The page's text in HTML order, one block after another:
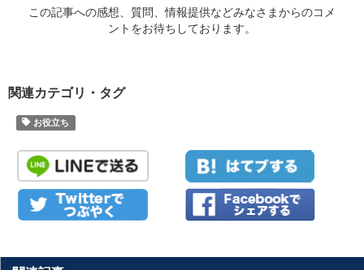
この記事への感想、質問、情報提供などみなさまからのコメ
ントをお待ちしております。
関連カテゴリ・タグ
お役立ち